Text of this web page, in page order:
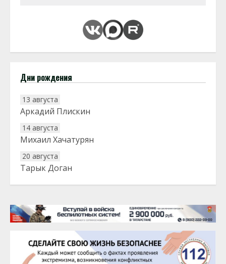
Дни рождения
13 августа
Аркадий Плискин
14 августа
Михаил Хачатурян
20 августа
Тарык Доган
22 августа
25 августа
Сэсэгма Бубеева
28 августа
Чингиз Мустафаев